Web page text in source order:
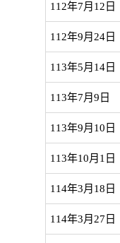
112年7月12日
112年9月24日
113年5月14日
113年7月9日
113年9月10日
113年10月1日
114年3月18日
114年3月27日